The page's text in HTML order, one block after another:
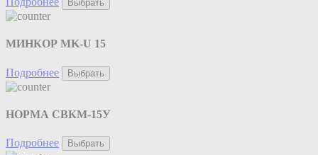
Выбрать
МИНКОР MK-U 15
Подробнее Выбрать
НОРМА СВКМ-15У
Подробнее Выбрать